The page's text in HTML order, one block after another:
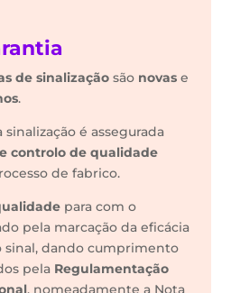
de sinalização são novas e
.
é assegurada
controlo de qualidade
de fabrico.
para com o
pela marcação da eficácia
dando cumprimento
pela Regulamentação